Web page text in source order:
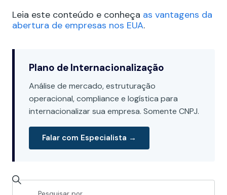
Leia este conteúdo e conheça as vantagens da
abertura de empresas nos EUA.
Plano de Internacionalização
Análise de mercado, estruturação
operacional, compliance e logística para
internacionalizar sua empresa. Somente CNPJ.
Falar com Especialista →